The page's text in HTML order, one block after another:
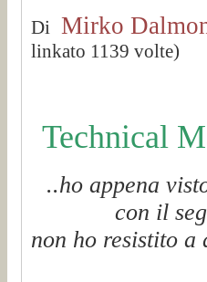
Di Mirko
linkato 1139 volte)
Technical
..ho appena
con il
non ho resistito a